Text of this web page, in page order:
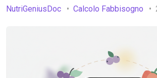
NutriGeniusDoc Calcolo Fabbisogno